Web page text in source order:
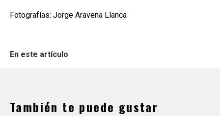
Fotografías: Jorge Aravena Llanca
En este artículo
También te puede gustar